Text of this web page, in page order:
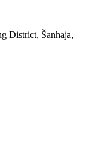
District, Šanhaja,